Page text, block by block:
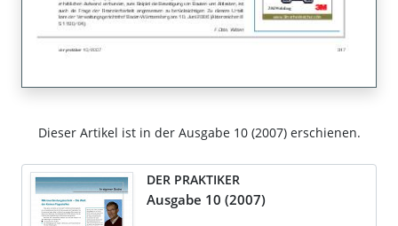
Dieser Artikel ist in der Ausgabe 10 (2007) erschienen.
DER PRAKTIKER
Ausgabe 10 (2007)